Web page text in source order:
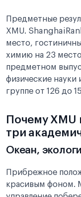
Предметные
XMU.
место,
химию на 23
предметном
физические науки
группе от 126 до
Почему
три
Океан,
Прибрежное
красивым фоном.